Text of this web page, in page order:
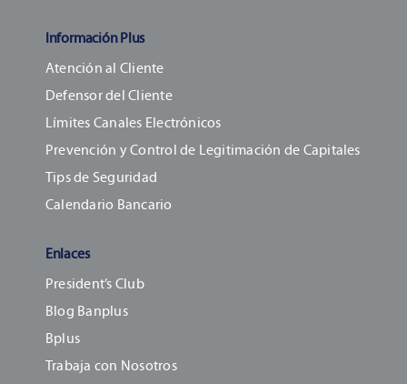
Información Plus
Atención al Cliente
Defensor del Cliente
Límites Canales Electrónicos
Prevención y Control de Legitimación de Capitales
Tips de Seguridad
Calendario Bancario
Enlaces
President’s Club
Blog Banplus
Bplus
Trabaja con Nosotros